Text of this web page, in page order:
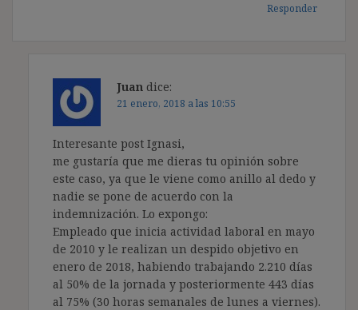
Responder
Juan dice:
21 enero, 2018 a las 10:55
Interesante post Ignasi,
me gustaría que me dieras tu opinión sobre
este caso, ya que le viene como anillo al dedo y
nadie se pone de acuerdo con la
indemnización. Lo expongo:
Empleado que inicia actividad laboral en mayo
de 2010 y le realizan un despido objetivo en
enero de 2018, habiendo trabajando 2.210 días
al 50% de la jornada y posteriormente 443 días
al 75% (30 horas semanales de lunes a viernes).